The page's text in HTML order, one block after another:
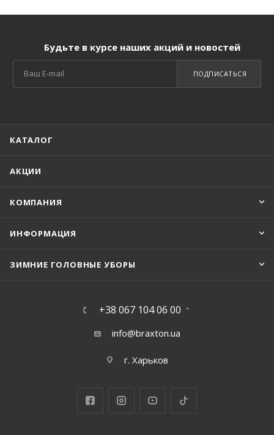
Будьте в курсе наших акций и новостей
ПОДПИСАТЬСЯ
КАТАЛОГ
АКЦИИ
КОМПАНИЯ
ИНФОРМАЦИЯ
ЗИМНИЕ ГОЛОВНЫЕ УБОРЫ
+38 067 104 06 00
info@braxton.ua
г. Харьков